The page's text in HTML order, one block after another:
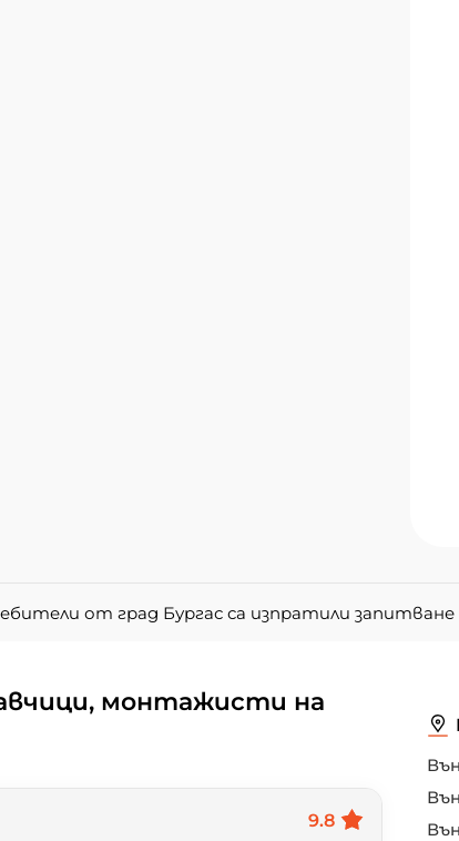
от град Бургас са изпратили запитване
монтажисти на
9.8